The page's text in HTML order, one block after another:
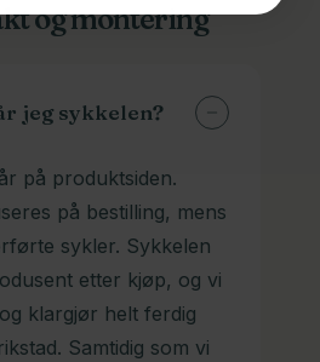
og montering
jeg sykkelen?
på produktsiden.
på bestilling, mens
sykler. Sykkelen
etter kjøp, og vi
klargjør helt ferdig
Samtidig som vi